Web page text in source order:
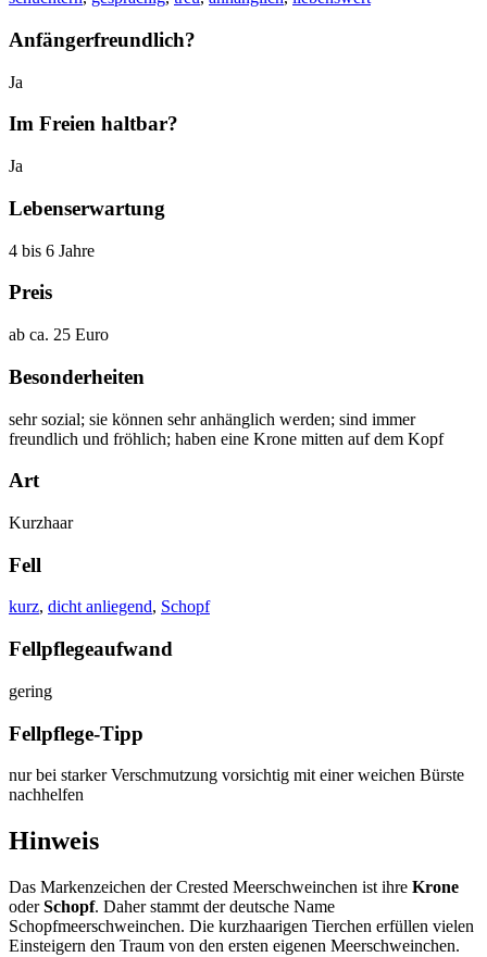
Anfängerfreundlich?
Ja
Im Freien haltbar?
Ja
Lebenserwartung
4 bis 6 Jahre
Preis
ab ca. 25 Euro
Besonderheiten
sehr sozial; sie können sehr anhänglich werden; sind immer
freundlich und fröhlich; haben eine Krone mitten auf dem Kopf
Art
Kurzhaar
Fell
kurz, dicht anliegend, Schopf
Fellpflegeaufwand
gering
Fellpflege-Tipp
nur bei starker Verschmutzung vorsichtig mit einer weichen Bürste
nachhelfen
Hinweis
Das Markenzeichen der Crested Meerschweinchen ist ihre Krone
oderSchopf. Daher stammt der deutsche Name
Schopfmeerschweinchen. Die kurzhaarigen Tierchen erfüllen vielen
Einsteigern den Traum von den ersten eigenen Meerschweinchen.